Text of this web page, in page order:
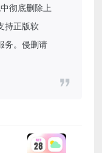
彻底删除上
持正版软
务。侵删请